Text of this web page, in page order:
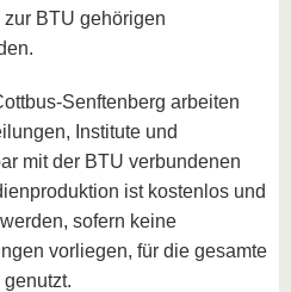
BTU gehörigen
Senftenberg arbeiten
Institute und
mit der BTU verbundenen
ist kostenlos und
sofern keine
vorliegen, für die gesamte